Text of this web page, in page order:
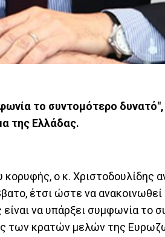
το συντομότερο
της Ελλάδας.
ο κ. Χριστοδουλίδης
έτσι ώστε να
είναι να υπάρξει συμφωνία
των κρατών μελών της